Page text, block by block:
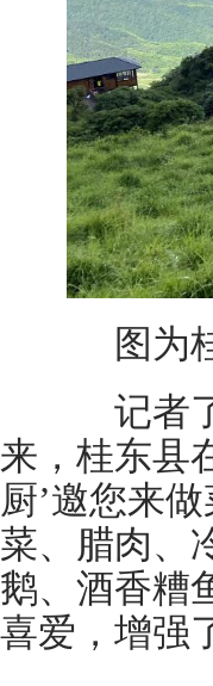
图为桂
记者了
来，桂东县
厨’邀您来
菜、腊肉、
鹅、酒香糟
喜爱，增强